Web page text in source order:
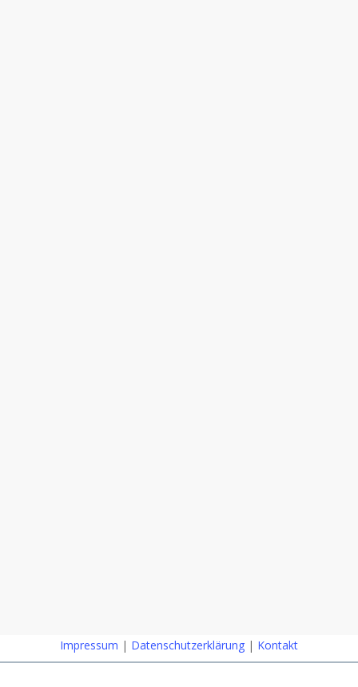
Impressum | Datenschutzerklärung | Kontakt